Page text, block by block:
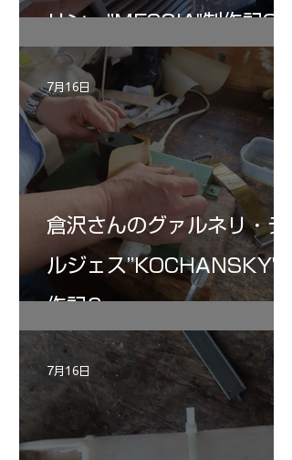
リン ”MESSIA"制作記32
倉沢さんのグァルネリ・デ
ルジェス”KOCHANSKY"制
作記6
7月16日
7月16日